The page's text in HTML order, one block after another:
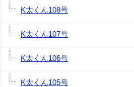
K太くん108号
K太くん107号
K太くん106号
K太くん105号